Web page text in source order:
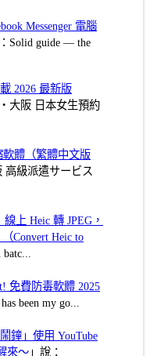
Messenger 電腦
Solid guide — the
2026 最新版
大阪 日本女生預約
體（繁體中文版
高級派遣サービス
上 Heic 轉 JPEG，
Convert Heic to
免費防毒軟體 2025
been my go...
鐘」使用 YouTube
來～ 」說：